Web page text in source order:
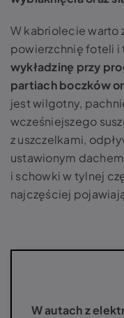
W kabriolecie warto
powierzchnię foteli i
wykładzinę przy
partiach boczków
jest wilgotny,
wcześniejszego
z uszczelkami,
ustawionym
i schowki w tylnej
najczęściej
W autach z